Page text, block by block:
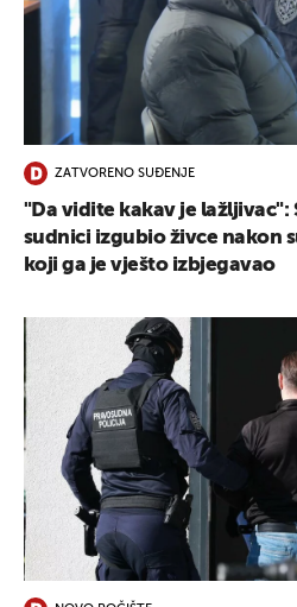
ZATVORENO SUĐENJE
"Da vidite kakav je lažljivac":
sudnici izgubio živce nakon
koji ga je vješto izbjegavao